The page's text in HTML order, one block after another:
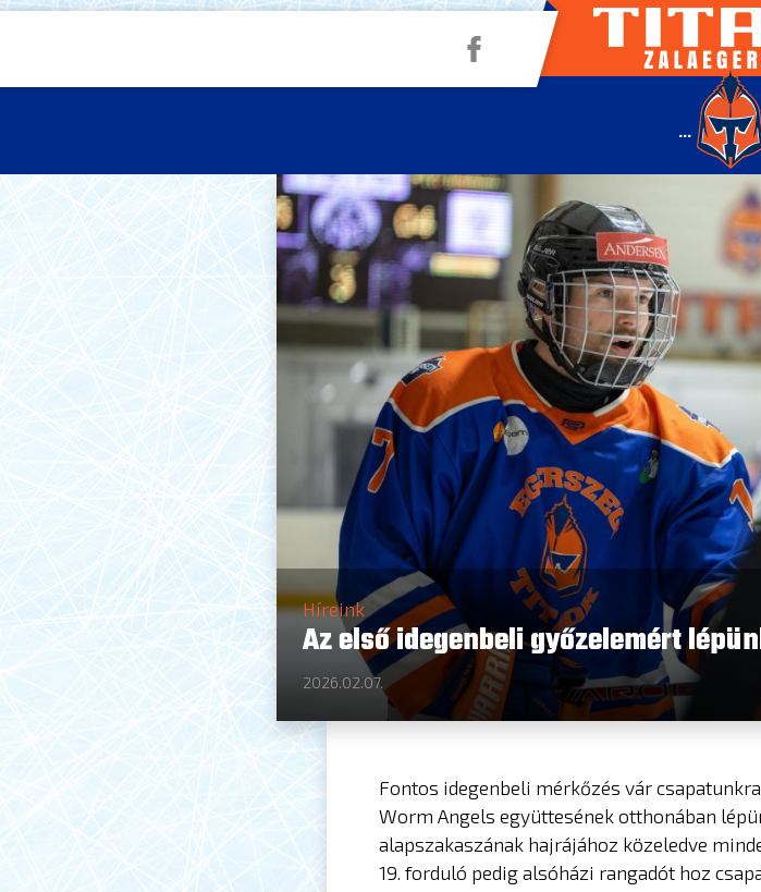
...
Híreink
Az első idegenbeli győzelemért
2026.02.07.
Fontos idegenbeli mérkőzés vár
Worm Angels együttesének otthonában
alapszakaszának hajrájához közeledve
19. forduló pedig alsóházi rangadót hoz